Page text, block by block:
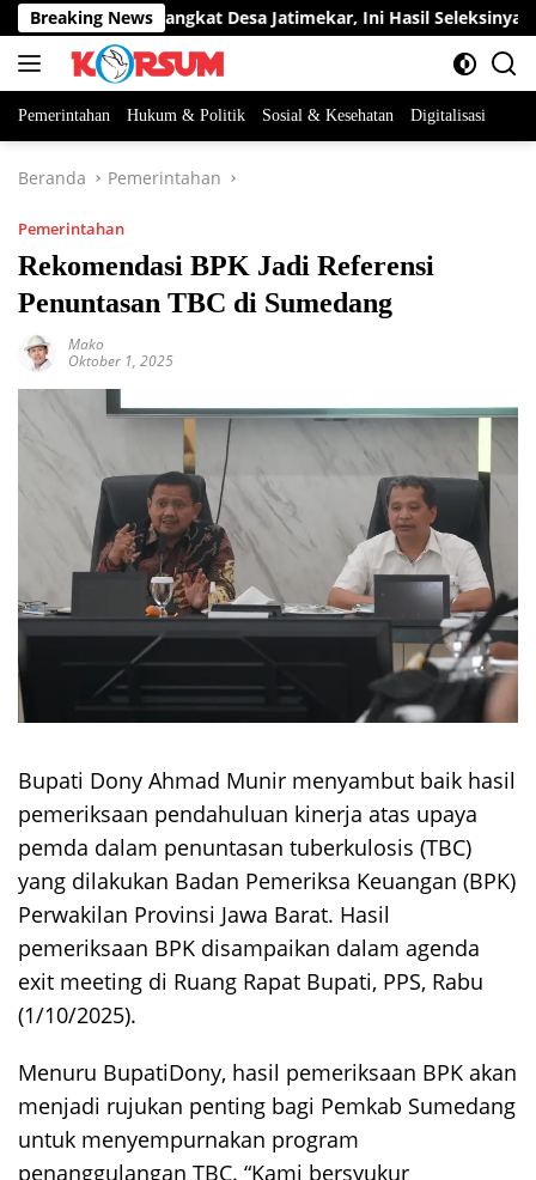
Langsung
ke
konten
Breaking News
Jabatan Perangkat Desa Jatimekar, Ini Hasil Seleksinya
Pemerintahan Hukum & Politik Sosial & Kesehatan Digitalisasi
Beranda Pemerintahan
Pemerintahan
Rekomendasi BPK Jadi Referensi
Penuntasan TBC di Sumedang
Mako
Oktober 1, 2025
Bupati Dony Ahmad Munir menyambut baik hasil
pemeriksaan pendahuluan kinerja atas upaya
pemda dalam penuntasan tuberkulosis (TBC)
yang dilakukan Badan Pemeriksa Keuangan (BPK)
Perwakilan Provinsi Jawa Barat. Hasil
pemeriksaan BPK disampaikan dalam agenda
exit meeting di Ruang Rapat Bupati, PPS, Rabu
(1/10/2025).
Menuru BupatiDony, hasil pemeriksaan BPK akan
menjadi rujukan penting bagi Pemkab Sumedang
untuk menyempurnakan program
penanggulangan TBC. “Kami bersyukur